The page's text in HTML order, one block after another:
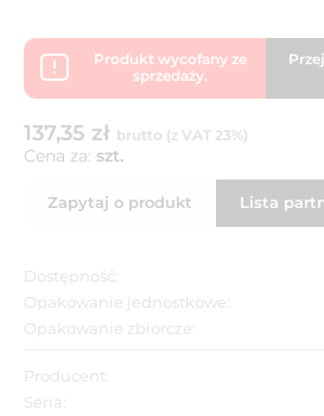
Produkt wycofany ze
sprzedaży.
137,35 zł brutto (z VAT 23%)
Cena za: szt.
Zapytaj o produkt Lista
Dostępność:
Opakowanie jednostkowe:
Opakowanie zbiorcze:
Producent:
Seria: